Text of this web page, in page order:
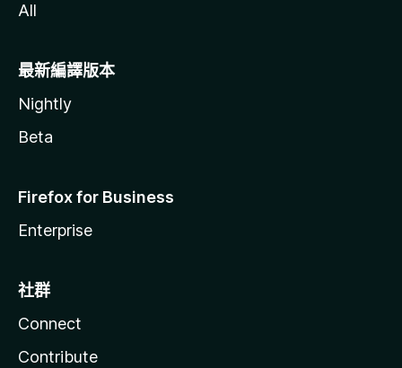
All
最新編譯版本
Nightly
Beta
Firefox for Business
Enterprise
社群
Connect
Contribute